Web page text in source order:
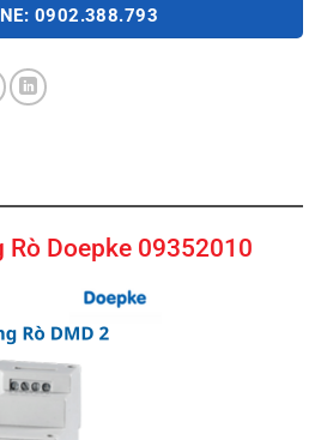
0902.388.793
Rò Doepke 09352010